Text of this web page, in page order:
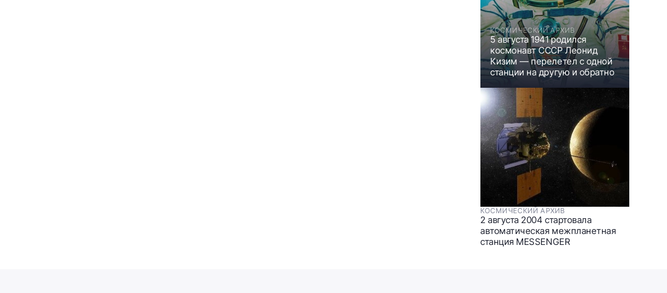
КОСМИЧЕСКИЙ АРХИВ
5 августа 1941 родился
космонавт СССР Леонид
Кизим — перелетел с одной
станции на другую и обратно
КОСМИЧЕСКИЙ АРХИВ
2 августа 2004 стартовала
автоматическая межпланетная
станция MESSENGER